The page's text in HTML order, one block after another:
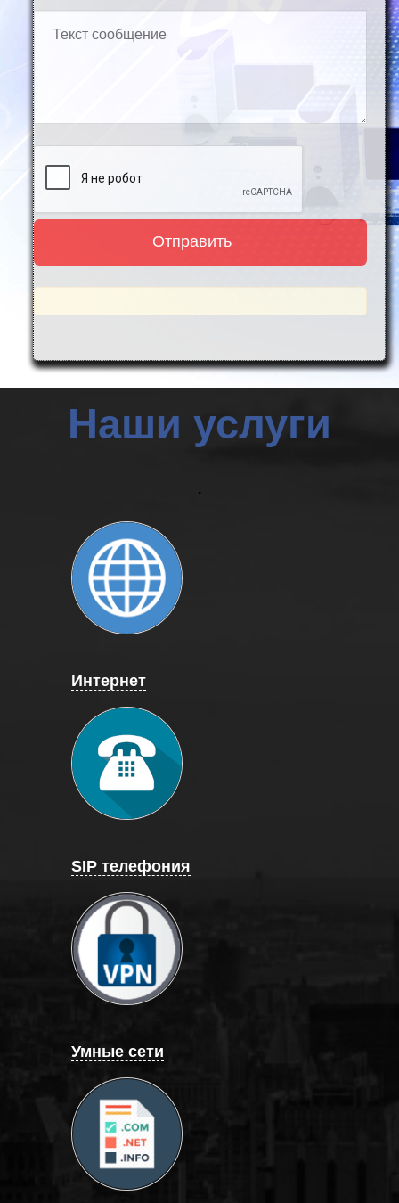
Наши услуги
.
Интернет
SIP телефония
Умные сети